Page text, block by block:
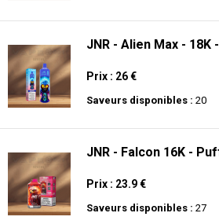
JNR - Alien Max -
Prix : 26 €
Saveurs disponibles : 20
JNR - Falcon 16K -
Prix : 23.9 €
Saveurs disponibles : 27